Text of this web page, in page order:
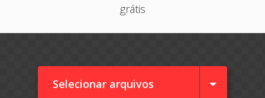
grátis
Selecionar arquivos